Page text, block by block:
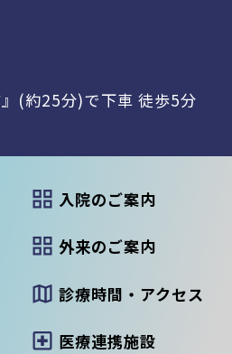
(約25分)で下車 徒歩5分
入院のご案内
外来のご案内
診療時間・アクセス
医療連携施設